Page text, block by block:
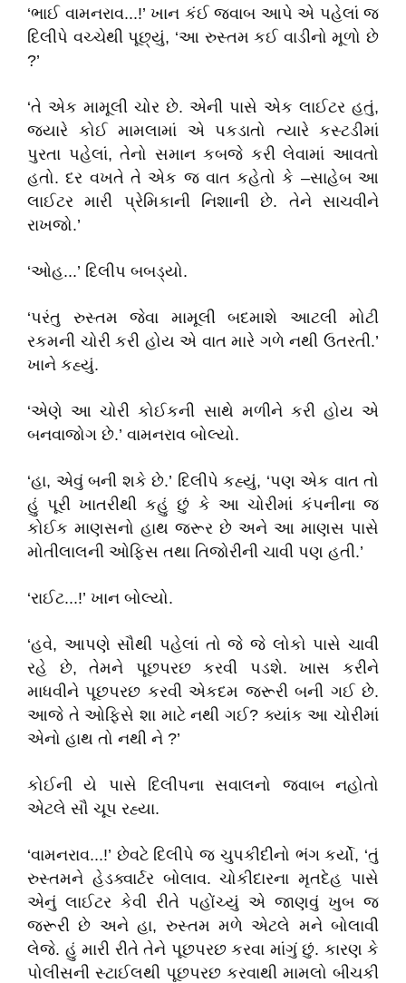
‘ભાઈ વામનરાવ...!’ ખાન કંઈ જવાબ આપે એ પહેલાં જ
દિલીપે વચ્ચેથી પૂછ્યું, ‘આ રુસ્તમ કઈ વાડીનો મૂળો છે
?’
‘તે એક મામૂલી ચોર છે. એની પાસે એક લાઈટર હતું,
જયારે કોઈ મામલામાં એ પકડાતો ત્યારે કસ્ટડીમાં
પુરતા પહેલાં, તેનો સમાન કબજે કરી લેવામાં આવતો
હતો. દર વખતે તે એક જ વાત કહેતો કે –સાહેબ આ
લાઈટર મારી પ્રેમિકાની નિશાની છે. તેને સાચવીને
રાખજો.’
‘ઓહ...’ દિલીપ બબડ્યો.
‘પરંતુ રુસ્તમ જેવા મામૂલી બદમાશે આટલી મોટી
રકમની ચોરી કરી હોય એ વાત મારે ગળે નથી ઉતરતી.’
ખાને કહ્યું.
‘એણે આ ચોરી કોઈકની સાથે મળીને કરી હોય એ
બનવાજોગ છે.’ વામનરાવ બોલ્યો.
‘હા, એવું બની શકે છે.’ દિલીપે કહ્યું, ‘પણ એક વાત તો
હું પૂરી ખાતરીથી કહું છું કે આ ચોરીમાં કંપનીના જ
કોઈક માણસનો હાથ જરૂર છે અને આ માણસ પાસે
મોતીલાલની ઓફિસ તથા તિજોરીની ચાવી પણ હતી.’
‘રાઈટ...!’ ખાન બોલ્યો.
‘હવે, આપણે સૌથી પહેલાં તો જે જે લોકો પાસે ચાવી
રહે છે, તેમને પૂછપરછ કરવી પડશે. ખાસ કરીને
માધવીને પૂછપરછ કરવી એકદમ જરૂરી બની ગઈ છે.
આજે તે ઓફિસે શા માટે નથી ગઈ? ક્યાંક આ ચોરીમાં
એનો હાથ તો નથી ને ?’
કોઈની યે પાસે દિલીપના સવાલનો જવાબ નહોતો
એટલે સૌ ચૂપ રહ્યા.
‘વામનરાવ...!’ છેવટે દિલીપે જ ચુપકીદીનો ભંગ કર્યો, ‘તું
રુસ્તમને હેડક્વાર્ટર બોલાવ. ચોકીદારના મૃતદેહ પાસે
એનું લાઈટર કેવી રીતે પહોંચ્યું એ જાણવું ખુબ જ
જરૂરી છે અને હા, રુસ્તમ મળે એટલે મને બોલાવી
લેજે. હું મારી રીતે તેને પૂછપરછ કરવા માંગું છું. કારણ કે
પોલીસની સ્ટાઈલથી પૂછપરછ કરવાથી મામલો બીચકી